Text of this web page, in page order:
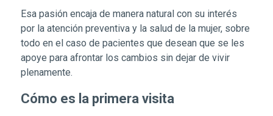
Esa pasión encaja de manera natural con su interés
por la atención preventiva y la salud de la mujer, sobre
todo en el caso de pacientes que desean que se les
apoye para afrontar los cambios sin dejar de vivir
plenamente.
Cómo es la primera visita